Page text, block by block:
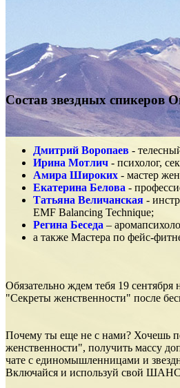
Состав звездных спикеров
Дмитрий Воропаев -
Ирина Мотлич - психолог,
Амира Широких - мастер
Екатерина Белова -
Татьяна Величанская -
EMF Balancing Technique;
Регина Беседа –
а также Мастера по фейс-
Обязательно ждем тебя 19
"Секреты женственности" после
Почему ты еще не с нами? Хочешь
женственности", получить массу
чате с единомышленницами и
Включайся и используй свой